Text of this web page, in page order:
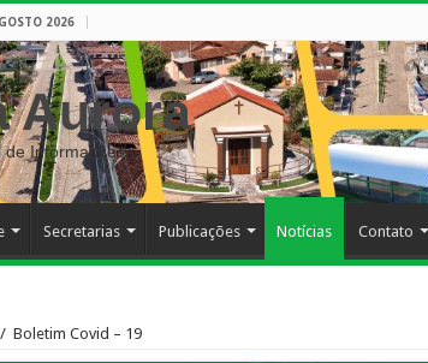
2026
Aurora
de Informações
Secretarias Publicações Notícias Contato
/ Boletim Covid – 19